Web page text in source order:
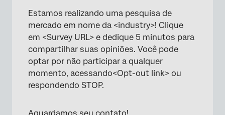
Estamos realizando uma pesquisa de
mercado em nome da <industry>! Clique
em <Survey URL> e dedique 5 minutos para
compartilhar suas opiniões. Você pode
optar por não participar a qualquer
momento, acessando<Opt-out link> ou
respondendo STOP.